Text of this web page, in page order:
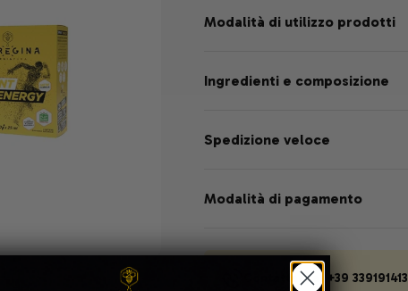
Modalità di utilizzo prodotti
Ingredienti e composizione
Spedizione veloce
Modalità di pagamento
Contattaci al +39 339191413